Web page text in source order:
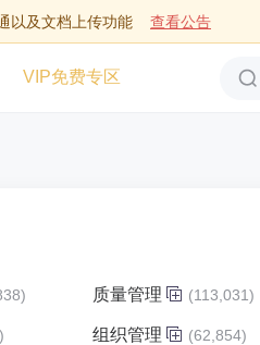
以及文档上传功能 查看公告
VIP免费专区
质量管理 (113,031)
组织管理 (62,854)